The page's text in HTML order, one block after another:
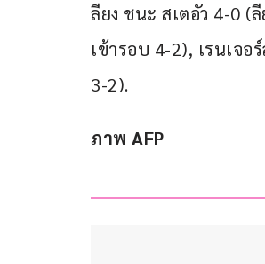
ลียง ชนะ สเตอัว 4-0 (
เข้ารอบ 4-2), เรนเจ
3-2).
ภาพ AFP